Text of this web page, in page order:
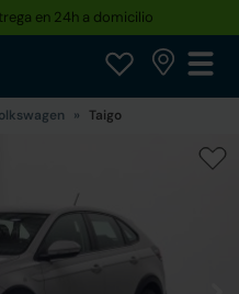
en 24h a domicilio
Taigo